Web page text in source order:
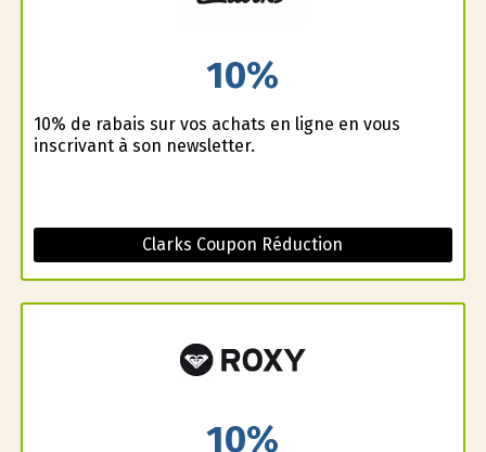
10%
10% de rabais sur vos achats en ligne en vous
inscrivant à son newsletter.
Clarks Coupon Réduction
10%